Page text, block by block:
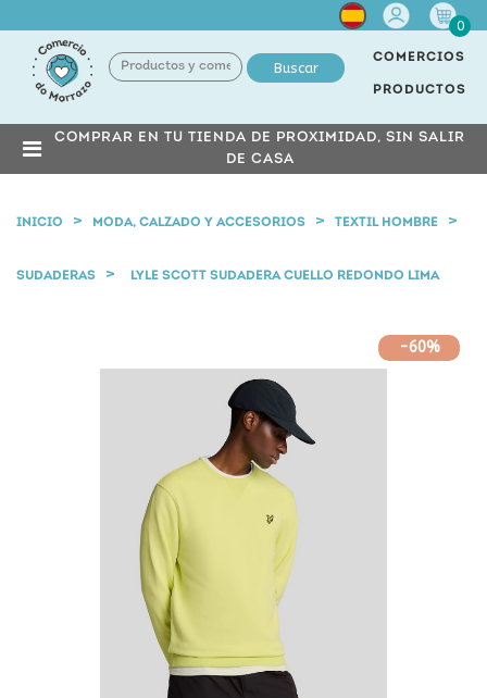
Cuenta
0
Buscar
COMERCIOS
PRODUCTOS
COMPRAR EN TU TIENDA DE PROXIMIDAD, SIN SALIR
DE CASA
INICIO MODA, CALZADO Y ACCESORIOS TEXTIL HOMBRE
SUDADERAS LYLE SCOTT SUDADERA CUELLO REDONDO LIMA
-60%